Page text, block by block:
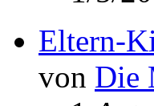
Eltern-
von Die